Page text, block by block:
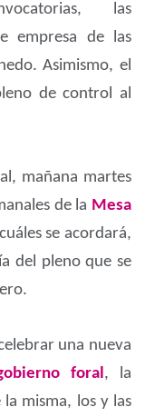
las
empresa de las
Asimismo, el
de control al
mañana martes
de la Mesa
se acordará,
del pleno que se
una nueva
foral, la
misma, los y las